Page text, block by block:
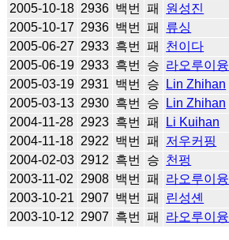
2005-10-18 2936 백번 패 원성진
2005-10-17 2936 백번 패 류싱
2005-06-27 2933 흑번 패 천이다
2005-06-19 2933 흑번 승 라오루이융
2005-03-19 2931 백번 승 Lin Zhihan
2005-03-13 2930 흑번 승 Lin Zhihan
2004-11-28 2923 흑번 패 Li Kuihan
2004-11-18 2922 백번 패 저우커핑
2004-02-03 2912 흑번 승 천펑
2003-11-02
2908 백번 패 라오루이융
2003-10-21 2907 백번 패 린성셴
2003-10-12 2907 흑번 패 라오루이융